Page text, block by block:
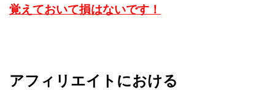
覚えておいて損はないです！
アフィリエイトにおける